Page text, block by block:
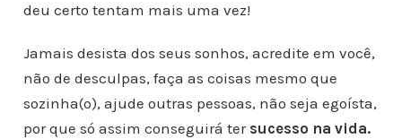
deu certo tentam mais uma vez!
Jamais desista dos seus sonhos, acredite em você,
não de desculpas, faça as coisas mesmo que
sozinha(o), ajude outras pessoas, não seja egoísta,
por que só assim conseguirá ter sucesso na vida.